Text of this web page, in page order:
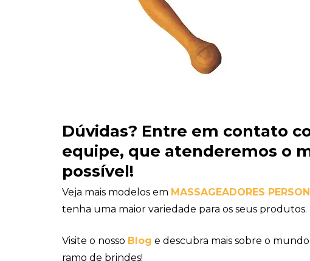
Dúvidas? Entre em contato
equipe, que atenderemos o
possível!
Veja mais modelos em MASSAGEADORES
tenha uma maior variedade para os seus produtos.
Visite o nosso Blog e descubra mais sobre o
ramo de brindes!